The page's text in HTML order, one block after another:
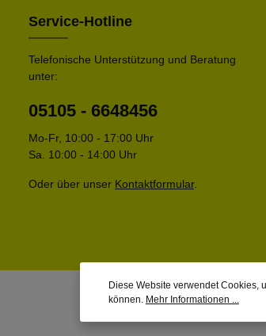
Service-Hotline
Telefonische Unterstützung und Beratung
unter:
05105 - 6648456
Mo-Fr, 10:00 - 17:00 Uhr
Sa. 10:00 - 14:00 Uhr
Oder über unser Kontaktformular.
Diese Website verwendet Cookies,
können. Mehr Informationen ...